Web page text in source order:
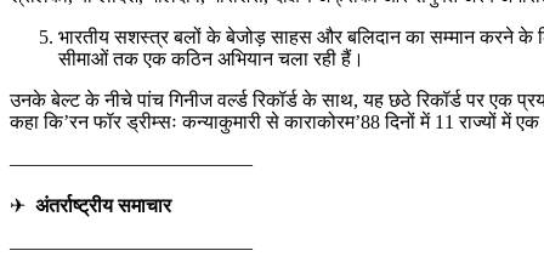
भारतीय सशस्त्र बलों के बेजोड़ साहस और बलिदान का सम्मान करने के
सीमाओं तक एक कठिन अभियान चला रही हैं।
उनके बेल्ट के नीचे पांच गिनीज वर्ल्ड रिकॉर्ड के साथ, यह छठे रिकॉर्ड पर एक
कहा कि’रन फॉर ड्रीम्सः कन्याकुमारी से काराकोरम’88 दिनों में 11 राज्यों में
————————————–
✈ अंतर्राष्ट्रीय समाचार
————————————–